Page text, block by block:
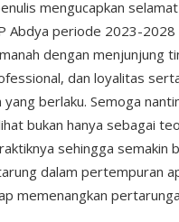
mengucapkan
Abdya periode 2023-2028
dengan menjunjung
dan loyalitas
berlaku. Semoga
bukan hanya sebagai
sehingga semakin
dalam pertempuran
memenangkan